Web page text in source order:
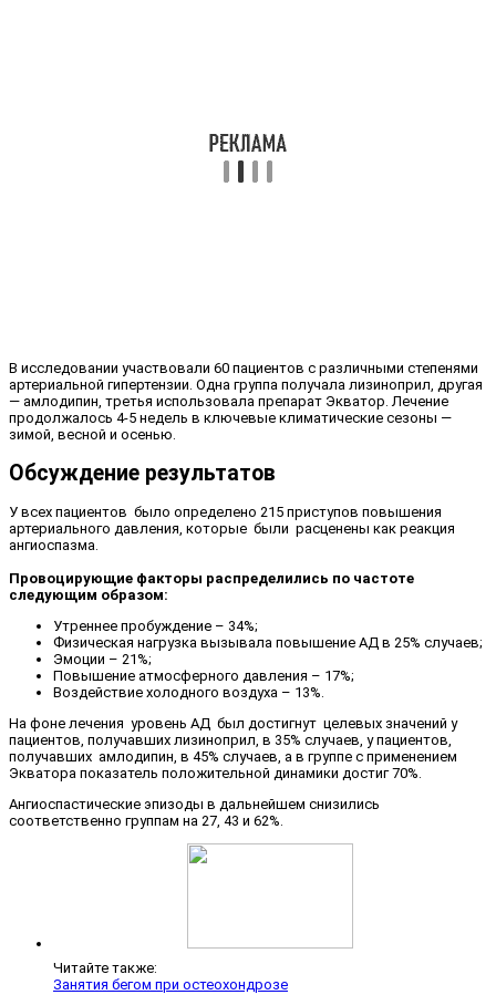
В исследовании участвовали 60 пациентов с различными степенями
артериальной гипертензии. Одна группа получала лизиноприл, другая
— амлодипин, третья использовала препарат Экватор. Лечение
продолжалось 4-5 недель в ключевые климатические сезоны —
зимой, весной и осенью.
Обсуждение результатов
У всех пациентов было определено 215 приступов повышения
артериального давления, которые были расценены как реакция
ангиоспазма.
Провоцирующие факторы распределились по частоте
следующим образом:
Утреннее пробуждение – 34%;
Физическая нагрузка вызывала повышение АД в 25% случаев;
Эмоции – 21%;
Повышение атмосферного давления – 17%;
Воздействие холодного воздуха – 13%.
На фоне лечения уровень АД был достигнут целевых значений у
пациентов, получавших лизиноприл, в 35% случаев, у пациентов,
получавших амлодипин, в 45% случаев, а в группе с применением
Экватора показатель положительной динамики достиг 70%.
Ангиоспастические эпизоды в дальнейшем снизились
соответственно группам на 27, 43 и 62%.
Читайте также:
Занятия бегом при остеохондрозе